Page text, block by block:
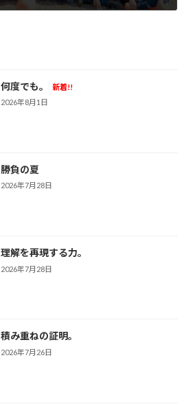
何度でも。
新着!!
2026年8月1日
勝負の夏
2026年7月28日
理解を再現する力。
2026年7月28日
積み重ねの証明。
2026年7月26日